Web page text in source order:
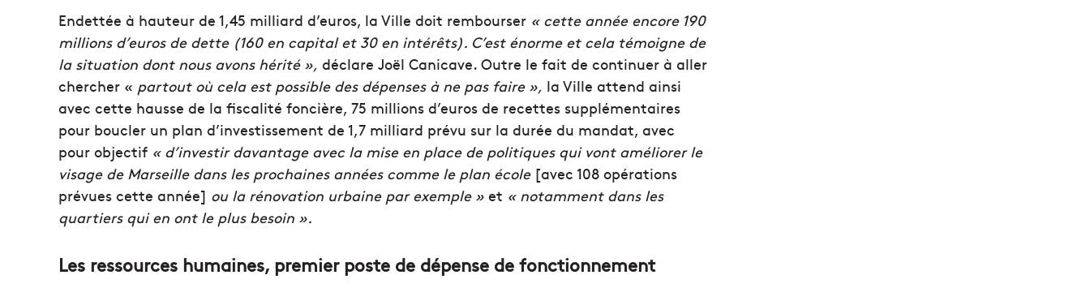
Endettée à hauteur de 1,45 milliard d’euros, la Ville doit rembourser « cette année encore 190
millions d’euros de dette (160 en capital et 30 en intérêts). C’est énorme et cela témoigne de
la situation dont nous avons hérité », déclare Joël Canicave. Outre le fait de continuer à aller
chercher « partout où cela est possible des dépenses à ne pas faire », la Ville attend ainsi
avec cette hausse de la fiscalité foncière, 75 millions d’euros de recettes supplémentaires
pour boucler un plan d’investissement de 1,7 milliard prévu sur la durée du mandat, avec
pour objectif « d’investir davantage avec la mise en place de politiques qui vont améliorer le
visage de Marseille dans les prochaines années comme le plan école [avec 108 opérations
prévues cette année] ou la rénovation urbaine par exemple » et « notamment dans les
quartiers qui en ont le plus besoin ».
Les ressources humaines, premier poste de dépense de fonctionnement